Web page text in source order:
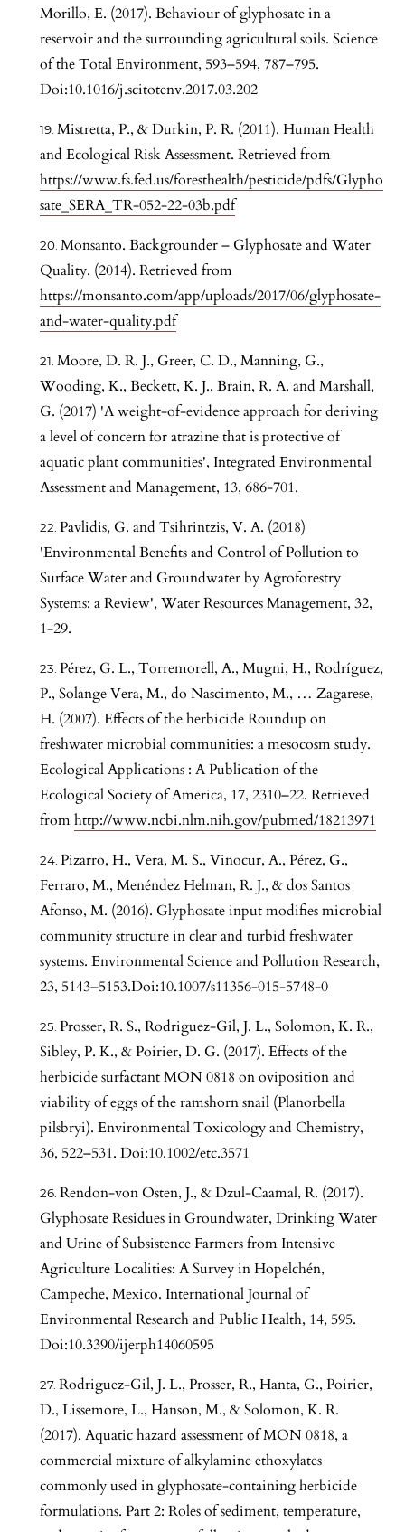
Morillo, E. (2017). Behaviour of glyphosate in a
reservoir and the surrounding agricultural soils. Science
of the Total Environment, 593–594, 787–795.
Doi:10.1016/j.scitotenv.2017.03.202
Mistretta, P., & Durkin, P. R. (2011). Human Health
and Ecological Risk Assessment. Retrieved from
https://www.fs.fed.us/foresthealth/pesticide/pdfs/Glypho
sate_SERA_TR-052-22-03b.pdf
Monsanto. Backgrounder – Glyphosate and Water
Quality. (2014). Retrieved from
https://monsanto.com/app/uploads/2017/06/glyphosate-
and-water-quality.pdf
Moore, D. R. J., Greer, C. D., Manning, G.,
Wooding, K., Beckett, K. J., Brain, R. A. and Marshall,
G. (2017) 'A weight-of-evidence approach for deriving
a level of concern for atrazine that is protective of
aquatic plant communities', Integrated Environmental
Assessment and Management, 13, 686-701.
Pavlidis, G. and Tsihrintzis, V. A. (2018)
'Environmental Benefits and Control of Pollution to
Surface Water and Groundwater by Agroforestry
Systems: a Review', Water Resources Management, 32,
1-29.
Pérez, G. L., Torremorell, A., Mugni, H., Rodríguez,
P., Solange Vera, M., do Nascimento, M., … Zagarese,
H. (2007). Effects of the herbicide Roundup on
freshwater microbial communities: a mesocosm study.
Ecological Applications : A Publication of the
Ecological Society of America, 17, 2310–22. Retrieved
fromhttp://www.ncbi.nlm.nih.gov/pubmed/18213971
Pizarro, H., Vera, M. S., Vinocur, A., Pérez, G.,
Ferraro, M., Menéndez Helman, R. J., & dos Santos
Afonso, M. (2016). Glyphosate input modifies microbial
community structure in clear and turbid freshwater
systems. Environmental Science and Pollution Research,
23, 5143–5153.Doi:10.1007/s11356-015-5748-0
Prosser, R. S., Rodriguez-Gil, J. L., Solomon, K. R.,
Sibley, P. K., & Poirier, D. G. (2017). Effects of the
herbicide surfactant MON 0818 on oviposition and
viability of eggs of the ramshorn snail (Planorbella
pilsbryi). Environmental Toxicology and Chemistry,
36, 522–531. Doi:10.1002/etc.3571
Rendon-von Osten, J., & Dzul-Caamal, R. (2017).
Glyphosate Residues in Groundwater, Drinking Water
and Urine of Subsistence Farmers from Intensive
Agriculture Localities: A Survey in Hopelchén,
Campeche, Mexico. International Journal of
Environmental Research and Public Health, 14, 595.
Doi:10.3390/ijerph14060595
Rodriguez-Gil, J. L., Prosser, R., Hanta, G., Poirier,
D., Lissemore, L., Hanson, M., & Solomon, K. R.
(2017). Aquatic hazard assessment of MON 0818, a
commercial mixture of alkylamine ethoxylates
commonly used in glyphosate-containing herbicide
formulations. Part 2: Roles of sediment, temperature,